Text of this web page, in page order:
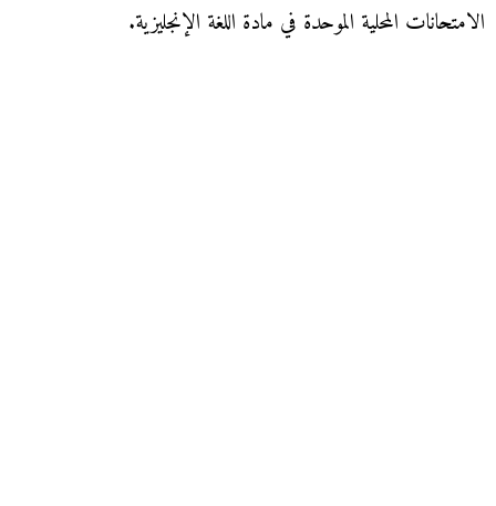
الامتحانات المحلية الموحدة في مادة اللغة الإنجليزية.